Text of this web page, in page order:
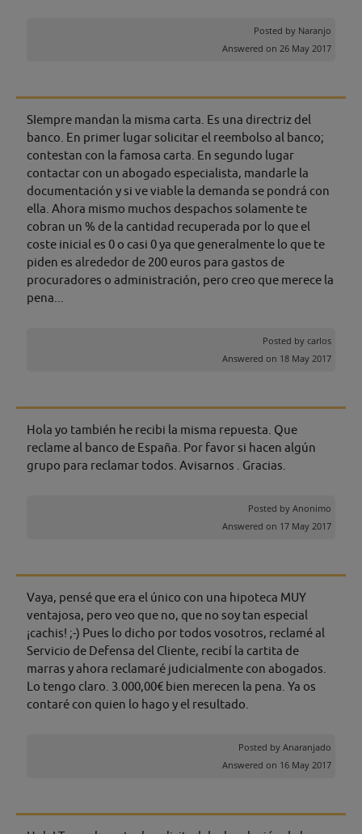
Posted by Naranjo
Answered on 26 May 2017
SIempre mandan la misma carta. Es una directriz del
banco. En primer lugar solicitar el reembolso al banco;
contestan con la famosa carta. En segundo lugar
contactar con un abogado especialista, mandarle la
documentación y si ve viable la demanda se pondrá con
ella. Ahora mismo muchos despachos solamente te
cobran un % de la cantidad recuperada por lo que el
coste inicial es 0 o casi 0 ya que generalmente lo que te
piden es alrededor de 200 euros para gastos de
procuradores o administración, pero creo que merece la
pena...
Posted by carlos
Answered on 18 May 2017
Hola yo también he recibi la misma repuesta. Que
reclame al banco de España. Por favor si hacen algún
grupo para reclamar todos. Avisarnos . Gracias.
Posted by Anonimo
Answered on 17 May 2017
Vaya, pensé que era el único con una hipoteca MUY
ventajosa, pero veo que no, que no soy tan especial
¡cachis! ;-) Pues lo dicho por todos vosotros, reclamé al
Servicio de Defensa del Cliente, recibí la cartita de
marras y ahora reclamaré judicialmente con abogados.
Lo tengo claro. 3.000,00€ bien merecen la pena. Ya os
contaré con quien lo hago y el resultado.
Posted by Anaranjado
Answered on 16 May 2017